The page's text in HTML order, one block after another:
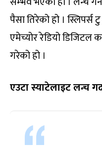
पैसा तिरेको हो । स्लिपर्स
एमेच्योर रेडियो
गरेको हो ।
एउटा स्याटेलाइट लन्च